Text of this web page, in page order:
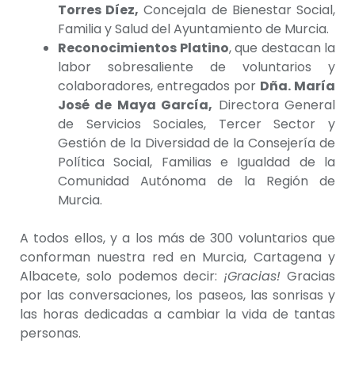
Torres Díez, Concejala de Bienestar Social,
Familia y Salud del Ayuntamiento de Murcia.
Reconocimientos Platino, que destacan la
labor sobresaliente de voluntarios y
colaboradores, entregados por Dña. María
José de Maya García, Directora General
de Servicios Sociales, Tercer Sector y
Gestión de la Diversidad de la Consejería de
Política Social, Familias e Igualdad de la
Comunidad Autónoma de la Región de
Murcia.
A todos ellos, y a los más de 300 voluntarios que
conforman nuestra red en Murcia, Cartagena y
Albacete, solo podemos decir: ¡Gracias! Gracias
por las conversaciones, los paseos, las sonrisas y
las horas dedicadas a cambiar la vida de tantas
personas.